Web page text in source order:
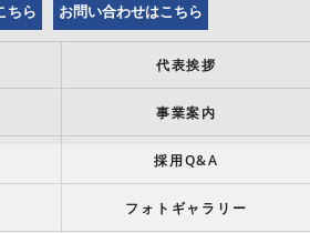
ちら お問い合わせはこちら
代表挨拶
事業案内
採用Q&A
フォトギャラリー